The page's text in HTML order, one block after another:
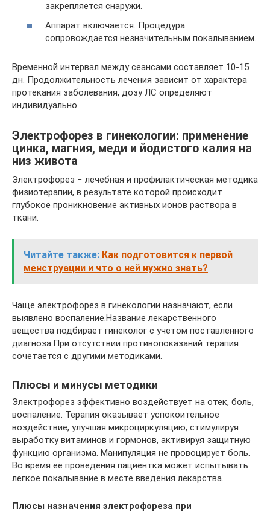
закрепляется снаружи.
Аппарат включается. Процедура
сопровождается незначительным покалыванием.
Временной интервал между сеансами составляет 10-15
дн. Продолжительность лечения зависит от характера
протекания заболевания, дозу ЛС определяют
индивидуально.
Электрофорез в гинекологии: применение
цинка, магния, меди и йодистого калия на
низ живота
Электрофорез − лечебная и профилактическая методика
физиотерапии, в результате которой происходит
глубокое проникновение активных ионов раствора в
ткани.
Читайте также: Как подготовится к первой
менструации и что о ней нужно знать?
Чаще электрофорез в гинекологии назначают, если
выявлено воспаление.Название лекарственного
вещества подбирает гинеколог с учетом поставленного
диагноза.При отсутствии противопоказаний терапия
сочетается с другими методиками.
Плюсы и минусы методики
Электрофорез эффективно воздействует на отек, боль,
воспаление. Терапия оказывает успокоительное
воздействие, улучшая микроциркуляцию, стимулируя
выработку витаминов и гормонов, активируя защитную
функцию организма. Манипуляция не провоцирует боль.
Во время её проведения пациентка может испытывать
легкое покалывание в месте введения лекарства.
Плюсы назначения электрофореза при